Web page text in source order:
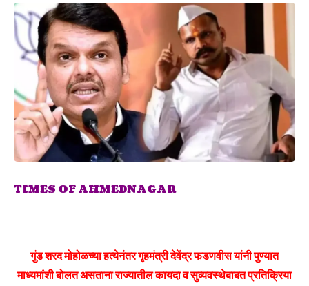
TIMES OF AHMEDNAGAR
गुंड शरद मोहोळच्या हत्येनंतर गृहमंत्री देवेंद्र फडणवीस यांनी पुण्यात
माध्यमांशी बोलत असताना राज्यातील कायदा व सुव्यवस्थेबाबत प्रतिक्रिया